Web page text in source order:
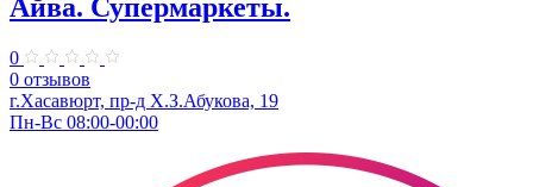
Айва. Супермаркеты.
0
0 отзывов
г.Хасавюрт, пр-д Х.З.Абукова, 19
Пн-Вс 08:00-00:00